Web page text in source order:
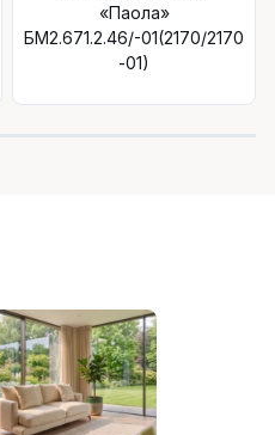
«Паола»
БМ2.671.2.46/-01(2170/2170
-01)